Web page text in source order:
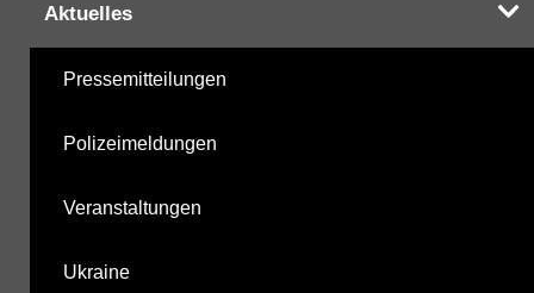
Aktuelles
Pressemitteilungen
Polizeimeldungen
Veranstaltungen
Ukraine